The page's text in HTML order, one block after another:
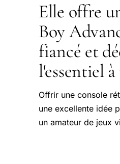
Elle offre
Boy
fiancé et
l'essentiel
Offrir une console
une excellente idée
un amateur de jeux